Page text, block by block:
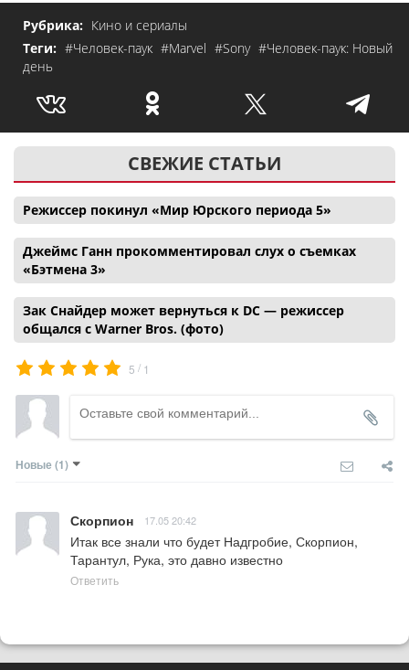
Рубрика: Кино и сериалы
Теги: #Человек-паук #Marvel #Sony #Человек-паук: Новый
день
СВЕЖИЕ СТАТЬИ
Режиссер покинул «Мир Юрского периода 5»
Джеймс Ганн прокомментировал слух о съемках
«Бэтмена 3»
Зак Снайдер может вернуться к DC — режиссер
общался с Warner Bros. (фото)
5 / 1
Новые (1)
Скорпион 17.05 20:42
Итак все знали что будет Надгробие, Скорпион,
Тарантул, Рука, это давно известно
Ответить